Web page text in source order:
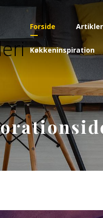
Forside Artikler
Køkkeninspiration